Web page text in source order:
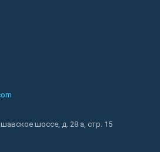
шоссе, д. 28 а, стр. 15